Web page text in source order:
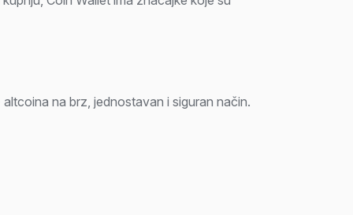
na brz, jednostavan i siguran način.